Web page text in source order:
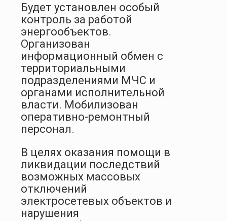
Будет установлен особый
контроль за работой
энергообъектов.
Организован
информационный обмен с
территориальными
подразделениями МЧС и
органами исполнительной
власти. Мобилизован
оперативно-ремонтный
персонал.
В целях оказания помощи в
ликвидации последствий
возможных массовых
отключений
электросетевых объектов и
нарушения